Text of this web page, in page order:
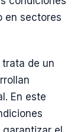
en sectores
trata de un
En este